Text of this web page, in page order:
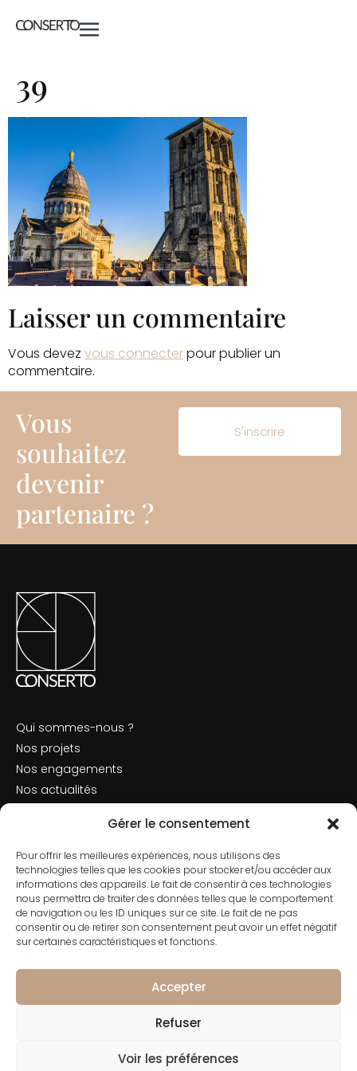
Gérer le consentement
Pour offrir les meilleures expériences, nous utilisons des
technologies telles que les cookies pour stocker et/ou accéder aux
informations des appareils. Le fait de consentir à ces technologies
nous permettra de traiter des données telles que le comportement
de navigation ou les ID uniques sur ce site. Le fait de ne pas
consentir ou de retirer son consentement peut avoir un effet négatif
sur certaines caractéristiques et fonctions.
Accepter
Refuser
Voir les préférences
39
Laisser un commentaire
Vous devez vous connecterpour publier un
commentaire.
Vous
souhaitez
devenir
partenaire ?
S'inscrire
Qui sommes-nous ?
Nos projets
Nos engagements
Nos actualités
Politique de cookies
Nous contacter
Contact
01 42 66 50 70
182 Rue de Rivoli, 75001 Paris